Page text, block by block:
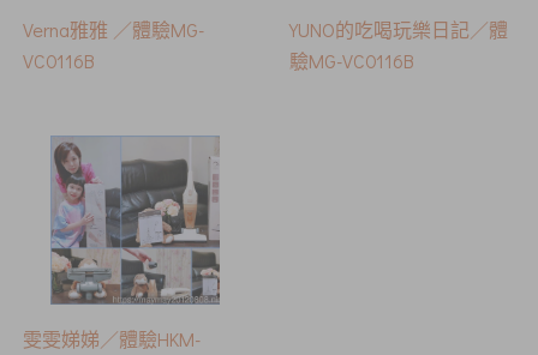
Verna雅雅 ／體驗MG-
VC0116B
YUNO的吃喝玩樂日記／體
驗MG-VC0116B
雯雯娣娣／體驗HKM-